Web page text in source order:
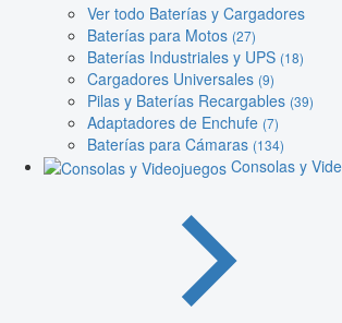
Ver todo Baterías y Cargadores
Baterías para Motos (27)
Baterías Industriales y UPS (18)
Cargadores Universales (9)
Pilas y Baterías Recargables (39)
Adaptadores de Enchufe (7)
Baterías para Cámaras (134)
Consolas y